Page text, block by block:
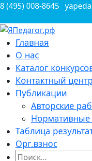
Перейти
содержимому
8 (495) 008-8645
Всероссийские
Главная
О нас
Каталог
Контактный центр
Публикации
Авторские
Нормативные
Таблица
Орг.взнос
Найти: